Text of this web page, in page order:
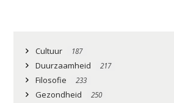
Cultuur 187
Duurzaamheid 217
Filosofie 233
Gezondheid 250